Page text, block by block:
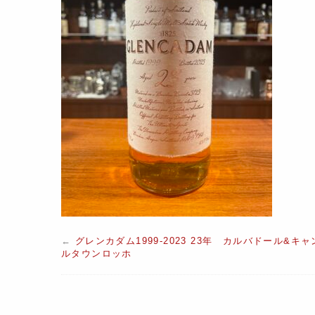
← グレンカダム1999-2023 23年 カルバドール&キャ
ルタウンロッホ